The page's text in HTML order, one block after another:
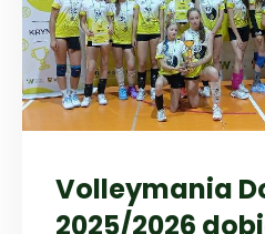
Volleymania
2025/2026